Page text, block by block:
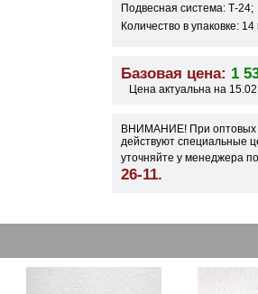
Подвесная система: Т-24;
Количество в упаковке:
Базовая цена: 1
Цена актуальна на
ВНИМАНИЕ! При оптовых
действуют специальные
уточняйте у менеджера
26-11.